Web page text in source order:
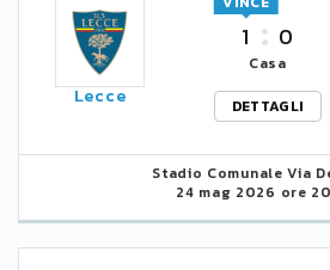
Lecce
1 0
Casa
DETTAGLI
Stadio Comunale Via
24 mag 2026 ore